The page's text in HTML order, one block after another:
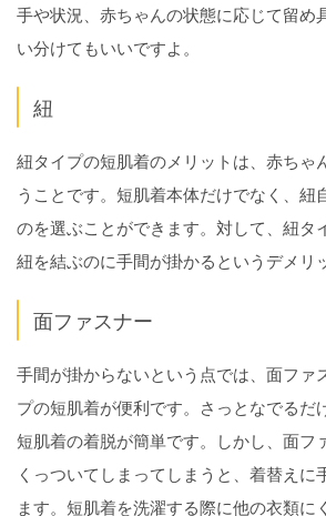
手や状況、赤ちゃんの状態に応じて留め
い分けてもいいですよ。
紐
紐タイプの短肌着のメリットは、赤ちゃ
うことです。短肌着本体だけでなく、紐
のを選ぶことができます。対して、紐タ
紐を結ぶのに手間が掛かるというデメリ
面ファスナー
手間が掛からないという点では、面ファ
プの短肌着が便利です。さっとなでるだ
短肌着の着脱が簡単です。しかし、面フ
くっついてしまってしまうと、着替えに
ます。短肌着を洗濯する際に他の衣類に